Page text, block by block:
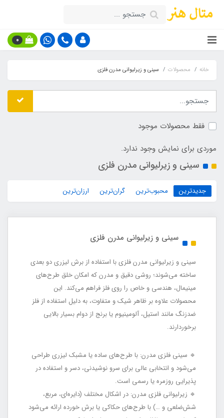
0
خانه محصولات سینی و زیرلیوانی مدرن فلزی
فقط محصولات موجود
موردی برای نمایش وجود ندارد.
سینی و زیرلیوانی مدرن فلزی
جدیدترین محبوب‌ترین گران‌ترین ارزان‌ترین
سینی و زیرلیوانی مدرن فلزی
سینی و زیرلیوانی مدرن فلزی با استفاده از برش لیزری دو بعدی
ساخته می‌شوند؛ روشی دقیق و مدرن که امکان خلق طرح‌های
مینیمال، هندسی و خاص را روی فلز فراهم می‌کند. این
محصولات علاوه بر ظاهر شیک و متفاوت، به دلیل استفاده از فلز
ضدزنگ مانند استیل، آلومینیوم یا برنج از دوام بسیار بالایی
برخوردارند.
🔹 سینی فلزی مدرن: با طرح‌های ساده یا مشبک لیزری طراحی
می‌شود و انتخابی عالی برای سرو نوشیدنی، دسر و استفاده در
پذیرایی روزمره یا رسمی است.
🔹 زیرلیوانی فلزی مدرن: در اشکال مختلف (دایره‌ای، مربع،
شش‌ضلعی و …) با طرح‌های حکاکی یا برش خورده ارائه می‌شود